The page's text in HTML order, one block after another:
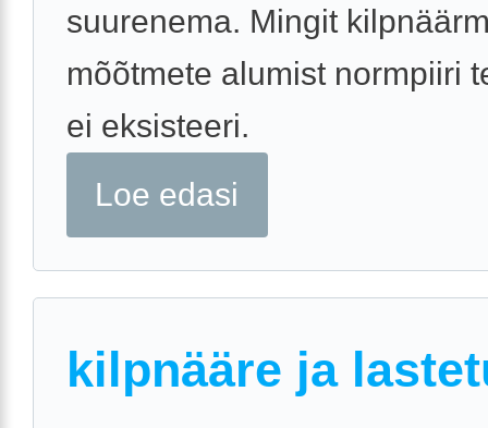
suurenema. Mingit
mõõtmete alumist normpiiri
ei eksisteeri.
Loe edasi
kilpnääre ja